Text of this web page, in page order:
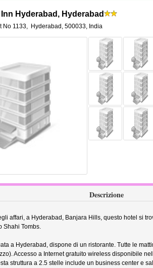
Hyderabad, Hyderabad
No 1133, Hyderabad , 500033, India
Descrizione
affari, a Hyderabad, Banjara Hills, questo hotel si
Shahi Tombs.
a Hyderabad, dispone di un ristorante. Tutte le
Accesso a Internet gratuito wireless disponibile
struttura a 2.5 stelle include un business center e